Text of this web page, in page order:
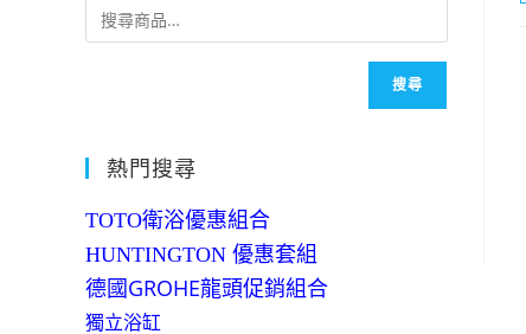
搜尋
熱門搜尋
TOTO衛浴優惠組合
HUNTINGTON 優惠套組
德國GROHE龍頭促銷組合
獨立浴缸